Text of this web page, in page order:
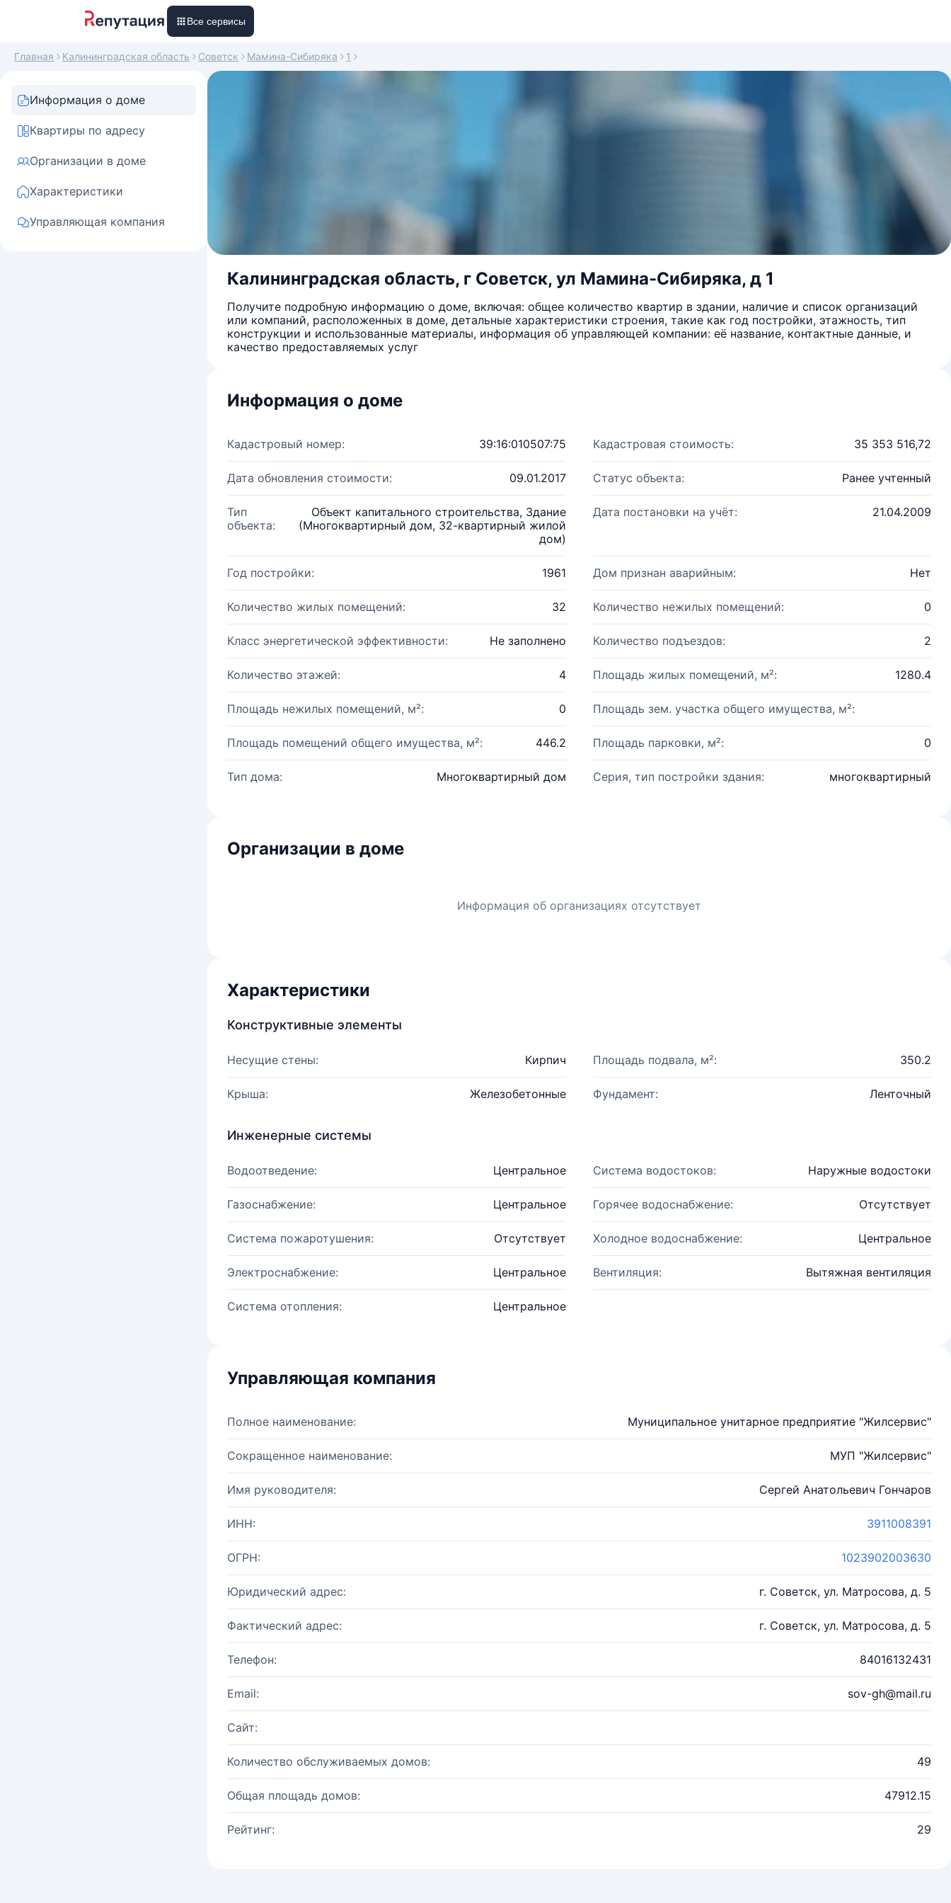
Все сервисы
Главная Калининградская область Советск Мамина-Сибиряка 1
Информация о доме
Квартиры по адресу
Организации в доме
Характеристики
Управляющая компания
Калининградская область, г Советск, ул Мамина-Сибиряка, д 1
Получите подробную информацию о доме, включая: общее количество квартир в здании, наличие и список организаций
или компаний, расположенных в доме, детальные характеристики строения, такие как год постройки, этажность, тип
конструкции и использованные материалы, информация об управляющей компании: её название, контактные данные, и
качество предоставляемых услуг
Информация о доме
Кадастровый номер: 39:16:010507:75 Кадастровая стоимость: 35 353 516,72
Дата обновления стоимости: 09.01.2017 Статус объекта: Ранее учтенный
Тип
объекта:
Объект капитального строительства, Здание
(Многоквартирный дом, 32-квартирный жилой
дом)
Дата постановки на учёт: 21.04.2009
Год постройки: 1961 Дом признан аварийным: Нет
Количество жилых помещений: 32 Количество нежилых помещений: 0
Класс энергетической эффективности: Не заполнено Количество подъездов: 2
Количество этажей: 4 Площадь жилых помещений, м²: 1280.4
Площадь нежилых помещений, м²: 0 Площадь зем. участка общего имущества, м²:
Площадь помещений общего имущества, м²: 446.2 Площадь парковки, м²: 0
Тип дома: Многоквартирный дом Серия, тип постройки здания: многоквартирный
Организации в доме
Информация об организациях отсутствует
Характеристики
Конструктивные элементы
Несущие стены: Кирпич Площадь подвала, м²: 350.2
Крыша: Железобетонные Фундамент: Ленточный
Инженерные системы
Водоотведение: Центральное Система водостоков: Наружные водостоки
Газоснабжение: Центральное Горячее водоснабжение: Отсутствует
Система пожаротушения: Отсутствует Холодное водоснабжение: Центральное
Электроснабжение: Центральное Вентиляция: Вытяжная вентиляция
Система отопления: Центральное
Управляющая компания
Полное наименование: Муниципальное унитарное предприятие "Жилсервис"
Сокращенное наименование: МУП "Жилсервис"
Имя руководителя: Сергей Анатольевич Гончаров
ИНН: 3911008391
ОГРН: 1023902003630
Юридический адрес: г. Советск, ул. Матросова, д. 5
Фактический адрес: г. Советск, ул. Матросова, д. 5
Телефон: 84016132431
Email: sov-gh@mail.ru
Сайт:
Количество обслуживаемых домов: 49
Общая площадь домов: 47912.15
Рейтинг: 29